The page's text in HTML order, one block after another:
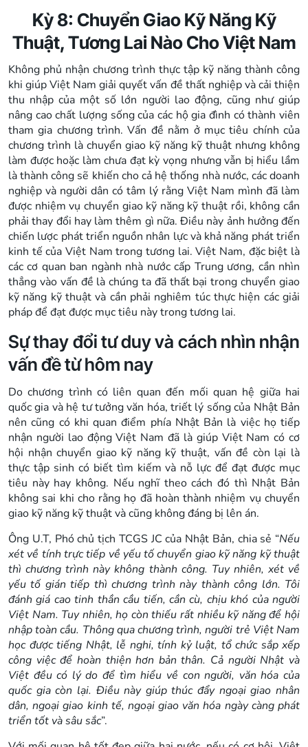
Kỳ 8: Chuyển Giao Kỹ Năng Kỹ
Thuật, Tương Lai Nào Cho Việt Nam
Không phủ nhận chương trình thực tập kỹ năng thành công
khi giúp Việt Nam giải quyết vấn đề thất nghiệp và cải thiện
thu nhập của một số lớn người lao động, cũng như giúp
nâng cao chất lượng sống của các hộ gia đình có thành viên
tham gia chương trình. Vấn đề nằm ở mục tiêu chính của
chương trình là chuyển giao kỹ năng kỹ thuật nhưng không
làm được hoặc làm chưa đạt kỳ vọng nhưng vẫn bị hiểu lầm
là thành công sẽ khiến cho cả hệ thống nhà nước, các doanh
nghiệp và người dân có tâm lý rằng Việt Nam mình đã làm
được nhiệm vụ chuyển giao kỹ năng kỹ thuật rồi, không cần
phải thay đổi hay làm thêm gì nữa. Điều này ảnh hưởng đến
chiến lược phát triển nguồn nhân lực và khả năng phát triển
kinh tế của Việt Nam trong tương lai. Việt Nam, đặc biệt là
các cơ quan ban ngành nhà nước cấp Trung ương, cần nhìn
thẳng vào vấn đề là chúng ta đã thất bại trong chuyển giao
kỹ năng kỹ thuật và cần phải nghiêm túc thực hiện các giải
pháp để đạt được mục tiêu này trong tương lai.
Sự thay đổi tư duy và cách nhìn nhận
vấn đề từ hôm nay
Do chương trình có liên quan đến mối quan hệ giữa hai
quốc gia và hệ tư tưởng văn hóa, triết lý sống của Nhật Bản
nên cũng có khi quan điểm phía Nhật Bản là việc họ tiếp
nhận người lao động Việt Nam đã là giúp Việt Nam có cơ
hội nhận chuyển giao kỹ năng kỹ thuật, vấn đề còn lại là
thực tập sinh có biết tìm kiếm và nỗ lực để đạt được mục
tiêu này hay không. Nếu nghĩ theo cách đó thì Nhật Bản
không sai khi cho rằng họ đã hoàn thành nhiệm vụ chuyển
giao kỹ năng kỹ thuật và cũng không đáng bị lên án.
Ông U.T, Phó chủ tịch TCGS JC của Nhật Bản, chia sẻ “Nếu
xét về tính trực tiếp về yếu tố chuyển giao kỹ năng kỹ thuật
thì chương trình này không thành công. Tuy nhiên, xét về
yếu tố gián tiếp thì chương trình này thành công lớn. Tôi
đánh giá cao tinh thần cầu tiến, cần cù, chịu khó của người
Việt Nam. Tuy nhiên, họ còn thiếu rất nhiều kỹ năng để hội
nhập toàn cầu. Thông qua chương trình, người trẻ Việt Nam
học được tiếng Nhật, lễ nghi, tính kỷ luật, tổ chức sắp xếp
công việc để hoàn thiện hơn bản thân. Cả người Nhật và
Việt đều có lý do để tìm hiểu về con người, văn hóa của
quốc gia còn lại. Điều này giúp thúc đẩy ngoại giao nhân
dân, ngoại giao kinh tế, ngoại giao văn hóa ngày càng phát
triển tốt và sâu sắc”.